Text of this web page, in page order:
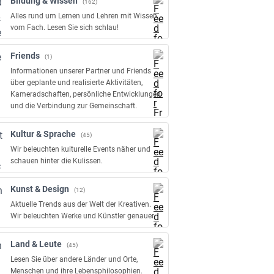
(162)
Alles rund um Lernen und Lehren mit Wissen
vom Fach. Lesen Sie sich schlau!
Friends (1)
Informationen unserer Partner und Friends
über geplante und realisierte Aktivitäten,
Kameradschaften, persönliche Entwicklungen
und die Verbindung zur Gemeinschaft.
Kultur & Sprache (45)
Wir beleuchten kulturelle Events näher und
schauen hinter die Kulissen.
Kunst & Design (12)
Aktuelle Trends aus der Welt der Kreativen.
Wir beleuchten Werke und Künstler genauer.
Land & Leute (45)
Lesen Sie über andere Länder und Orte,
Menschen und ihre Lebensphilosophien.